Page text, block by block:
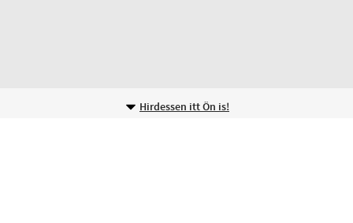
Hirdessen itt Ön is!